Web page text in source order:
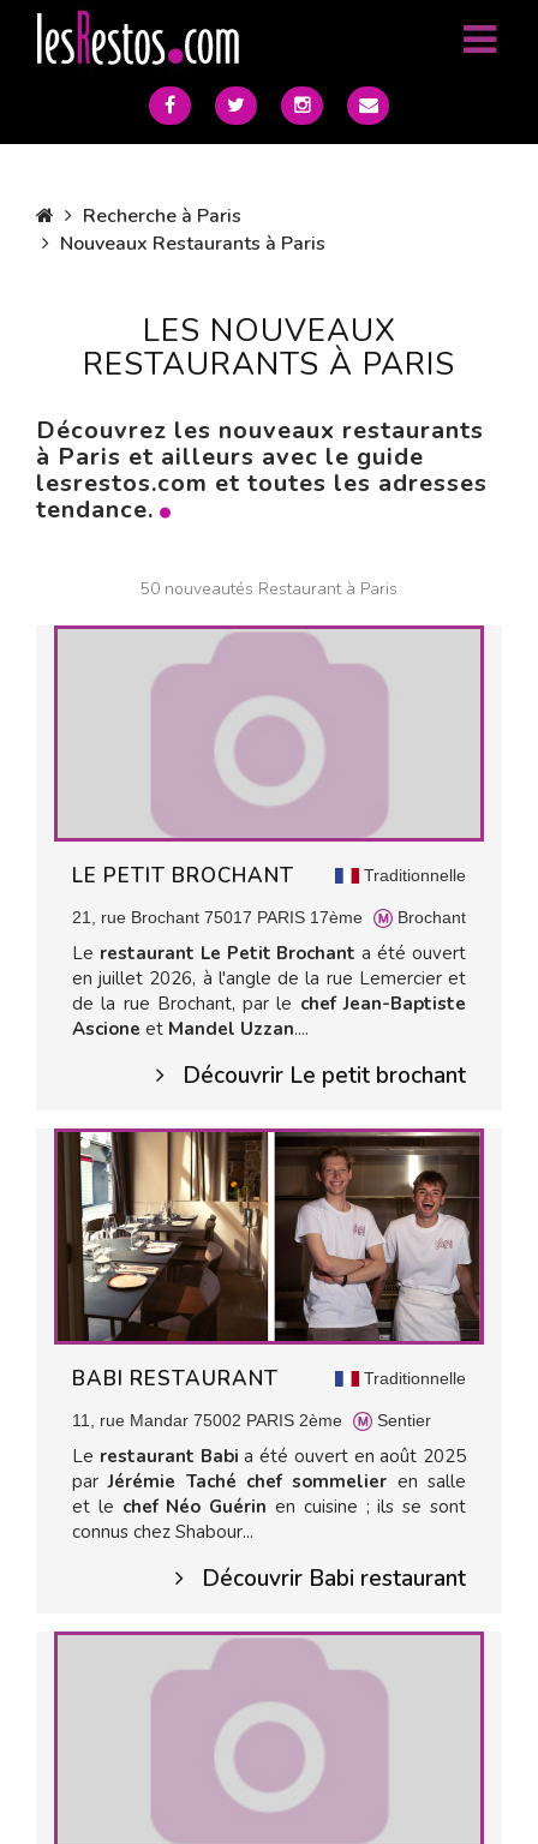
Recherche à Paris
Nouveaux Restaurants à Paris
LES NOUVEAUX
RESTAURANTS À PARIS
Découvrez les nouveaux restaurants
à Paris et ailleurs avec le guide
lesrestos.com et toutes les adresses
tendance.
50 nouveautés Restaurant à Paris
Traditionnelle
LE PETIT BROCHANT
21, rue Brochant 75017 PARIS 17ème Brochant
Le restaurant Le Petit Brochant a été ouvert
en juillet 2026, à l'angle de la rue Lemercier et
de la rue Brochant, par le chef Jean-Baptiste
Ascione et Mandel Uzzan....
Découvrir Le petit brochant
Traditionnelle
BABI RESTAURANT
11, rue Mandar 75002 PARIS 2ème Sentier
Le restaurant Babi a été ouvert en août 2025
parJérémie Taché chef sommelier en salle
et le chef Néo Guérinen cuisine ; ils se sont
connus chez Shabour...
Découvrir Babi restaurant